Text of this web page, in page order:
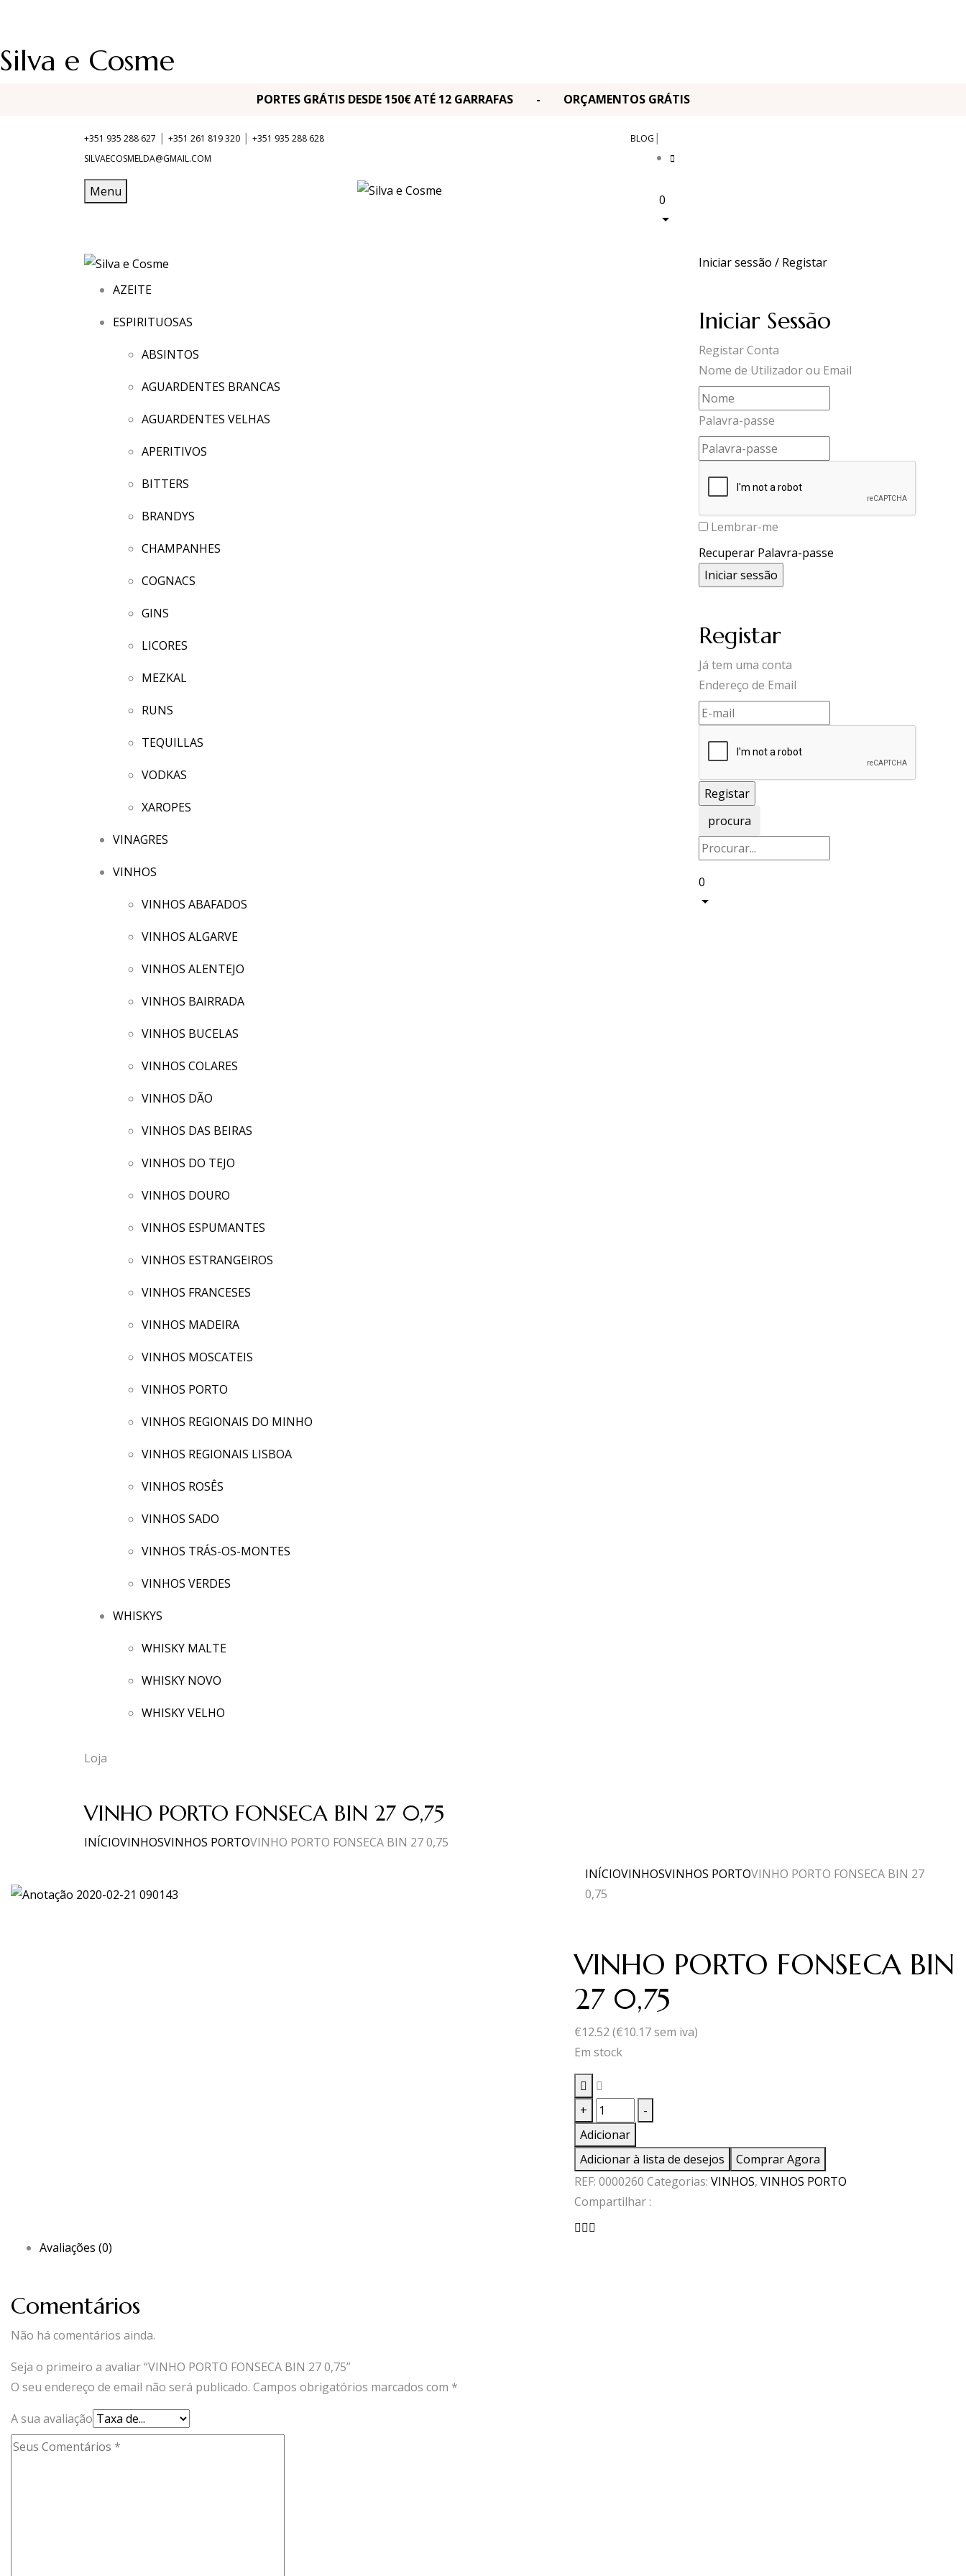
Silva e Cosme
PORTES GRÁTIS DESDE 150€ ATÉ 12 GARRAFAS - ORÇAMENTOS GRÁTIS
+351 935 288 627 | +351 261 819 320 | +351 935 288 628
SILVAECOSMELDA@GMAIL.COM
BLOG |
Menu
0
AZEITE
ESPIRITUOSAS
ABSINTOS
AGUARDENTES BRANCAS
AGUARDENTES VELHAS
APERITIVOS
BITTERS
BRANDYS
CHAMPANHES
COGNACS
GINS
LICORES
MEZKAL
RUNS
TEQUILLAS
VODKAS
XAROPES
VINAGRES
VINHOS
VINHOS ABAFADOS
VINHOS ALGARVE
VINHOS ALENTEJO
VINHOS BAIRRADA
VINHOS BUCELAS
VINHOS COLARES
VINHOS DÃO
VINHOS DAS BEIRAS
VINHOS DO TEJO
VINHOS DOURO
VINHOS ESPUMANTES
VINHOS ESTRANGEIROS
VINHOS FRANCESES
VINHOS MADEIRA
VINHOS MOSCATEIS
VINHOS PORTO
VINHOS REGIONAIS DO MINHO
VINHOS REGIONAIS LISBOA
VINHOS ROSÊS
VINHOS SADO
VINHOS TRÁS-OS-MONTES
VINHOS VERDES
WHISKYS
WHISKY MALTE
WHISKY NOVO
WHISKY VELHO
Iniciar sessão / Registar
Iniciar Sessão
Registar Conta
Nome de Utilizador ou Email
Palavra-passe
Lembrar-me
Recuperar Palavra-passe
Registar
Já tem uma conta
Endereço de Email
procura
0
Loja
VINHO PORTO FONSECA BIN 27 0,75
INÍCIOVINHOSVINHOS PORTOVINHO PORTO FONSECA BIN 27 0,75
INÍCIOVINHOSVINHOS PORTOVINHO PORTO FONSECA BIN 27
0,75
VINHO PORTO FONSECA BIN
27 0,75
€12.52 (€10.17sem iva)
Em stock
+
Quantidade
de
VINHO
PORTO
FONSECA
BIN
-
Adicionar
Adicionar à lista de desejos
Comprar Agora
REF: 0000260 Categorias: VINHOS, VINHOS PORTO
Compartilhar :
Avaliações (0)
Comentários
Não há comentários ainda.
Seja o primeiro a avaliar “VINHO PORTO FONSECA BIN 27 0,75”
O seu endereço de email não será publicado. Campos obrigatórios marcados com *
A sua avaliação